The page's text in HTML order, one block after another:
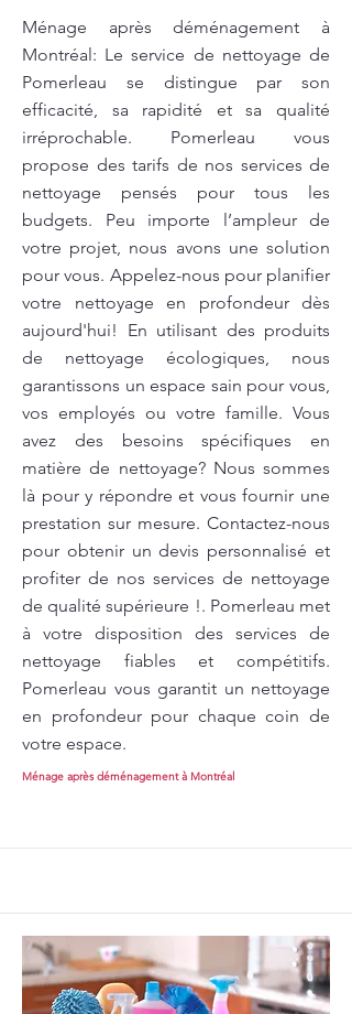
Ménage après déménagement à
Montréal: Le service de nettoyage de
Pomerleau se distingue par son
efficacité, sa rapidité et sa qualité
irréprochable. Pomerleau vous
propose des tarifs de nos services de
nettoyage pensés pour tous les
budgets. Peu importe l’ampleur de
votre projet, nous avons une solution
pour vous. Appelez-nous pour planifier
votre nettoyage en profondeur dès
aujourd'hui! En utilisant des produits
de nettoyage écologiques, nous
garantissons un espace sain pour vous,
vos employés ou votre famille. Vous
avez des besoins spécifiques en
matière de nettoyage? Nous sommes
là pour y répondre et vous fournir une
prestation sur mesure. Contactez-nous
pour obtenir un devis personnalisé et
profiter de nos services de nettoyage
de qualité supérieure !. Pomerleau met
à votre disposition des services de
nettoyage fiables et compétitifs.
Pomerleau vous garantit un nettoyage
en profondeur pour chaque coin de
votre espace.
Ménage après déménagement à Montréal